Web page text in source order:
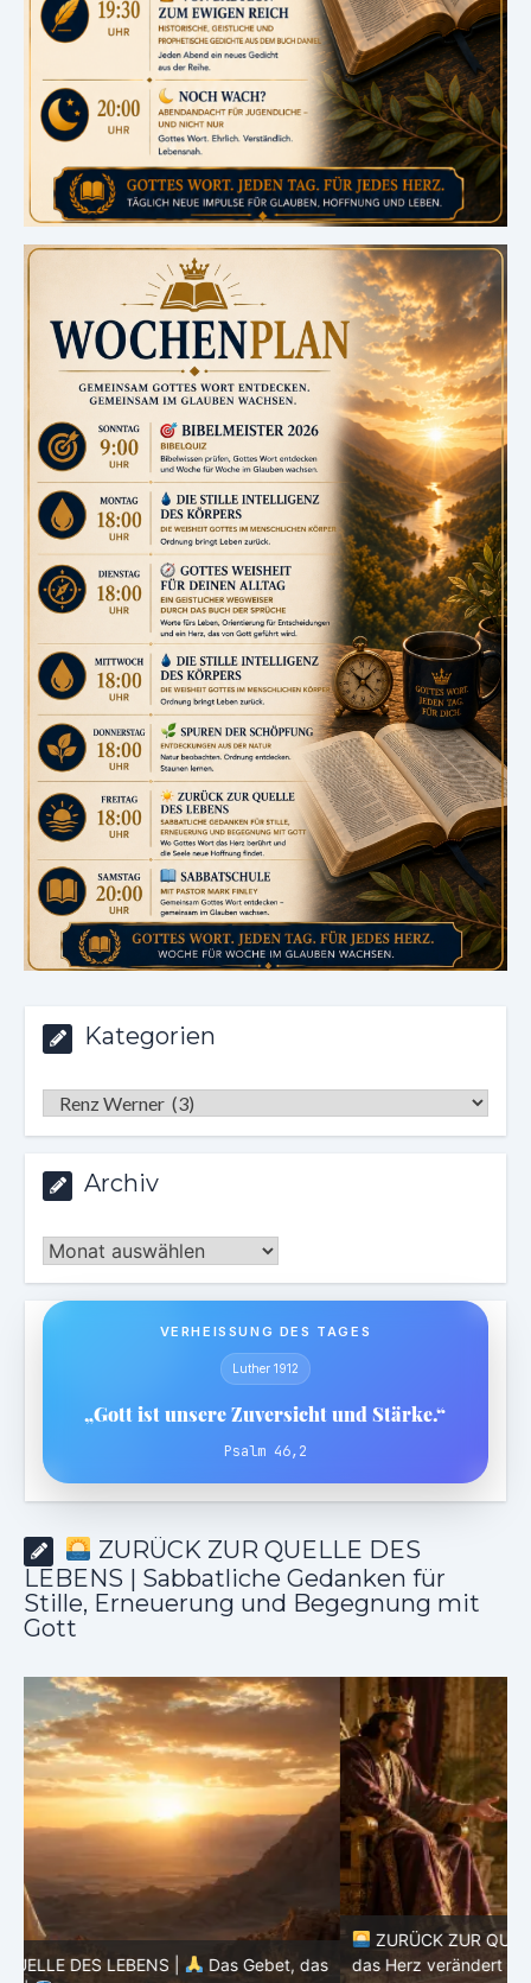
Kategorien
Kategorien
Archiv
Archiv
VERHEISSUNG DES TAGES
Luther 1912
„Gott ist unsere Zuversicht und Stärke.“
Psalm 46,2
ZURÜCK ZUR QUELLE DES
LEBENS | Sabbatliche Gedanken für
Stille, Erneuerung und Begegnung mit
Gott
ZURÜCK ZUR QUELLE DES LEBENS |
Das Gebet, das
das Herz verändert |
7.Wie auch wir vergeben unsern